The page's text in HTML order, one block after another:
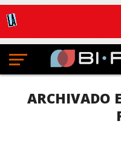
ARCHIVADO